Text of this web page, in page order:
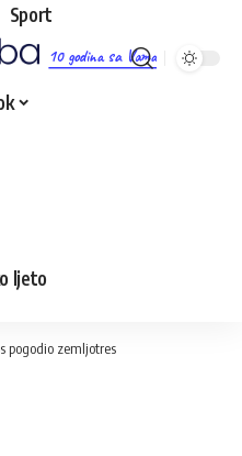
10 godina sa Vama
Sport
ljeto
pogodio zemljotres